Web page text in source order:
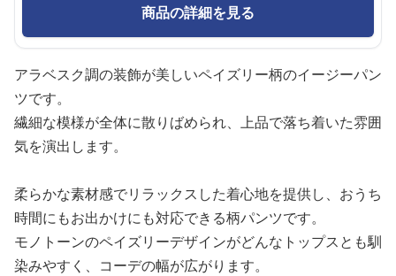
商品の詳細を見る
アラベスク調の装飾が美しいペイズリー柄のイージーパン
ツです。
繊細な模様が全体に散りばめられ、上品で落ち着いた雰囲
気を演出します。
柔らかな素材感でリラックスした着心地を提供し、おうち
時間にもお出かけにも対応できる柄パンツです。
モノトーンのペイズリーデザインがどんなトップスとも馴
染みやすく、コーデの幅が広がります。